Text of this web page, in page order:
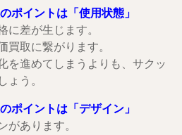
ポイントは「使用状態」
に差が生じます。
買取に繋がります。
を進めてしまうよりも、サクッ
ょう。
ポイントは「デザイン」
があります。